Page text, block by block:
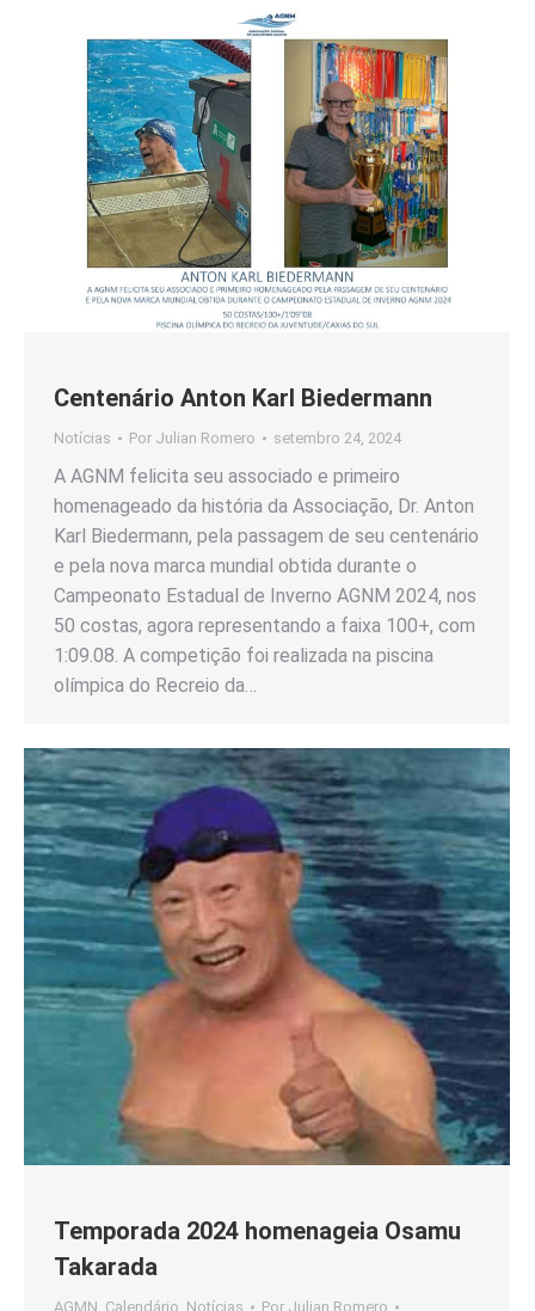
Centenário Anton Karl Biedermann
Notícias Por Julian Romero setembro 24, 2024
A AGNM felicita seu associado e primeiro
homenageado da história da Associação, Dr. Anton
Karl Biedermann, pela passagem de seu centenário
e pela nova marca mundial obtida durante o
Campeonato Estadual de Inverno AGNM 2024, nos
50 costas, agora representando a faixa 100+, com
1:09.08. A competição foi realizada na piscina
olímpica do Recreio da…
Temporada 2024 homenageia Osamu
Takarada
AGMN Calendário Notícias Por Julian Romero